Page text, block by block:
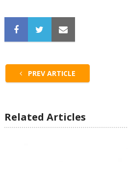
PREV ARTICLE
Related Articles